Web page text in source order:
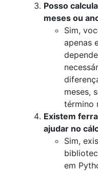
Posso
meses ou
Sim,
apenas
meses,
término
Existem
ajudar no
Sim,
em